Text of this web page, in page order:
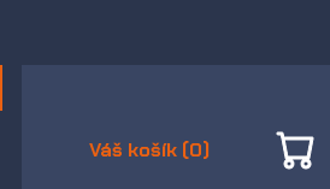
Váš košík (0)